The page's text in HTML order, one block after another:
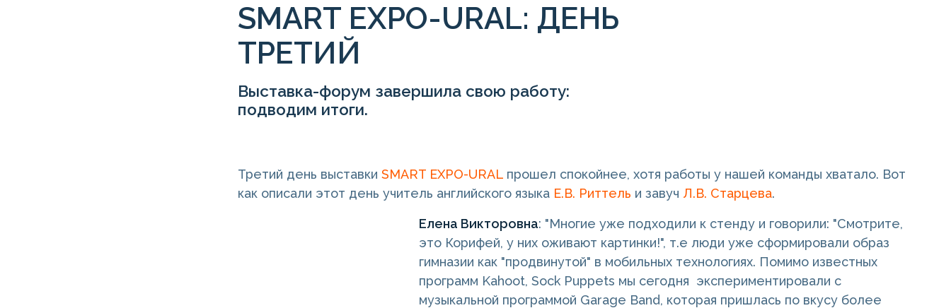
SMART EXPO-URAL: ДЕНЬ
ТРЕТИЙ
Выставка-форум завершила свою работу:
подводим итоги.
Третий день выставки SMART EXPO-URAL прошел спокойнее, хотя работы у нашей команды хватало. Вот
как описали этот день учитель английского языка Е.В. Риттель и завуч Л.В. Старцева.
Елена Викторовна: "Многие уже подходили к стенду и говорили: "Смотрите,
это Корифей, у них оживают картинки!", т.е люди уже сформировали образ
гимназии как "продвинутой" в мобильных технологиях. Помимо известных
программ Kahoot, Sock Puppets мы сегодня экспериментировали с
музыкальной программой Garage Band, которая пришлась по вкусу более